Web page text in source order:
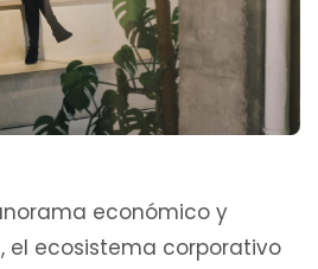
económico y
el ecosistema corporativo